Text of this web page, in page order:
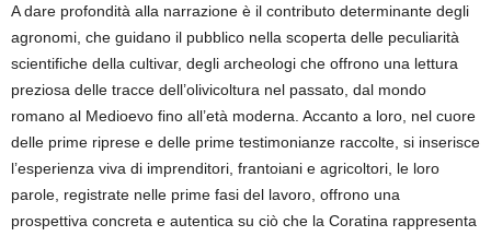
A dare profondità alla narrazione è il contributo determinante degli
agronomi , che guidano il pubblico nella scoperta delle peculiarità
scientifiche della cultivar, degli archeologi che offrono una lettura
preziosa delle tracce dell’olivicoltura nel passato, dal mondo
romano al Medioevo fino all’età moderna Accanto a loro, nel cuore
delle prime riprese e delle prime testimonianze raccolte si inserisce
l’esperienza viva di imprenditori , frantoiani e agricoltori , le loro
parole, registrate nelle prime fasi del lavoro, offrono una
prospettiva concreta e autentica su ciò che la Coratina rappresenta